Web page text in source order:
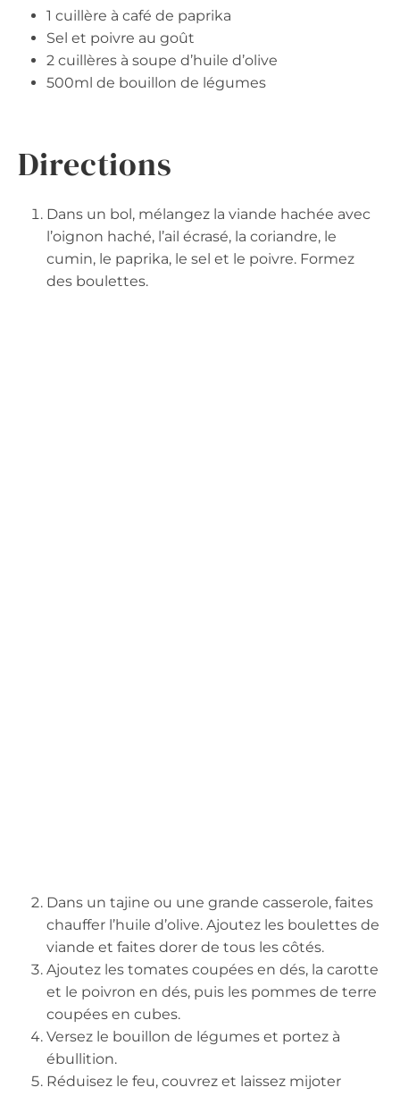
1 cuillère à café de paprika
Sel et poivre au goût
2 cuillères à soupe d’huile d’olive
500ml de bouillon de légumes
Directions
Dans un bol, mélangez la viande hachée avec
l’oignon haché, l’ail écrasé, la coriandre, le
cumin, le paprika, le sel et le poivre. Formez
des boulettes.
Dans un tajine ou une grande casserole, faites
chauffer l’huile d’olive. Ajoutez les boulettes de
viande et faites dorer de tous les côtés.
Ajoutez les tomates coupées en dés, la carotte
et le poivron en dés, puis les pommes de terre
coupées en cubes.
Versez le bouillon de légumes et portez à
ébullition.
Réduisez le feu, couvrez et laissez mijoter